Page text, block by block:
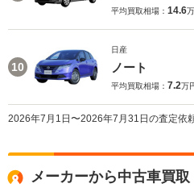
平均買取相場： 14.6
10
日産
ノート
平均買取相場： 7.2万
2026年7月1日〜2026年7月31日の査定依
メーカーから中古車買